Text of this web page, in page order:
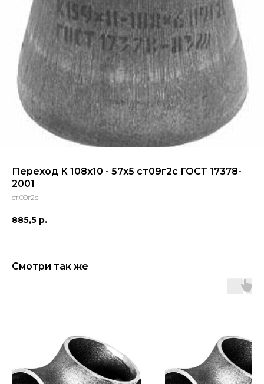
Переход К 108x10 - 57x5 ст09г2с ГОСТ 17378-
2001
ст.09г2с
885,5 р.
Смотри так же